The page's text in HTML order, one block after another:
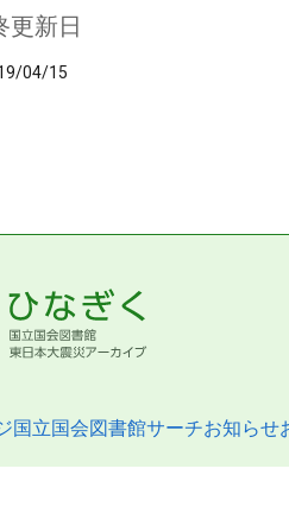
更新日
04/15
国立国会図書館サーチお知らせ